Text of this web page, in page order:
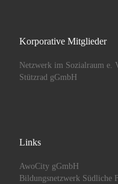
Korporative Mitglieder
Netzwerk im Sozialraum e.
Stützrad gGmbH
Links
AwoCity gGmbH
Bildungsnetzwerk Südliche